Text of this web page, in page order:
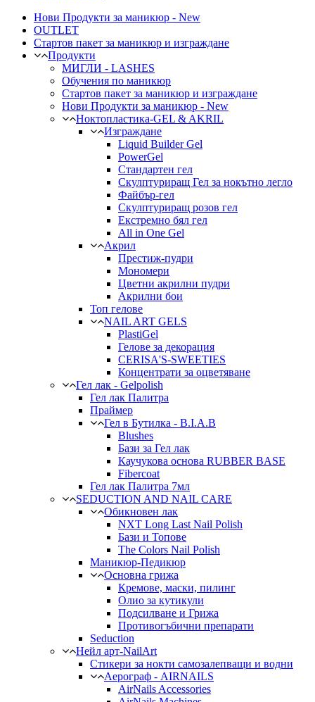
Нови Продукти за маникюр - New
OUTLET
Стартов пакет за маникюр и изграждане
Продукти
МИГЛИ - LASHES
Обучения по маникюр
Стартов пакет за маникюр и изграждане
Нови Продукти за маникюр - New
Ноктопластика-GEL & AKRIL
Изграждане
Liquid Builder Gel
PowerGel
Стандартен гел
Скулптуриращ Гел за нокътно легло
Файбър-гел
Скулптуриращ розов гел
Екстремно бял гел
All in One Gel
Акрил
Престиж-пудри
Мономери
Цветни акрилни пудри
Акрилни бои
Топ гелове
NAIL ART GELS
PlastiGel
Гелове за декорация
CERISA'S-SWEETIES
Концентрати за оцветяване
Гел лак - Gelpolish
Гел лак Палитра
Праймер
Гел в Бутилка - B.I.A.B
Blushes
Бази за Гел лак
Каучукова основа RUBBER BASE
Fibercoat
Гел лак Палитра 7мл
SEDUCTION AND NAIL CARE
Обикновен лак
NXT Long Last Nail Polish
Бази и Топове
The Colors Nail Polish
Маникюр-Педикюр
Основна грижа
Кремове, маски, пилинг
Олио за кутикули
Подсилване и Грижа
Противогъбични препарати
Seduction
Нейл арт-NailArt
Стикери за нокти самозалепващи и водни
Аерограф - AIRNAILS
AirNails Accessories